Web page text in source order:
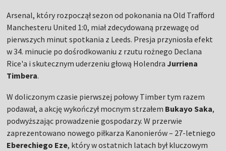
Arsenal, który rozpoczął sezon od pokonania na Old Trafford
Manchesteru United 1:0, miał zdecydowaną przewagę od
pierwszych minut spotkania z Leeds. Presja przyniosła efekt
w 34. minucie po dośrodkowaniu z rzutu rożnego Declana
Rice'a i skutecznym uderzeniu głową Holendra Jurriena
Timbera.
W doliczonym czasie pierwszej połowy Timber tym razem
podawał, a akcję wykończył mocnym strzałem Bukayo Saka,
podwyższając prowadzenie gospodarzy. W przerwie
zaprezentowano nowego piłkarza Kanonierów – 27-letniego
Eberechiego Eze, który w ostatnich latach był kluczowym